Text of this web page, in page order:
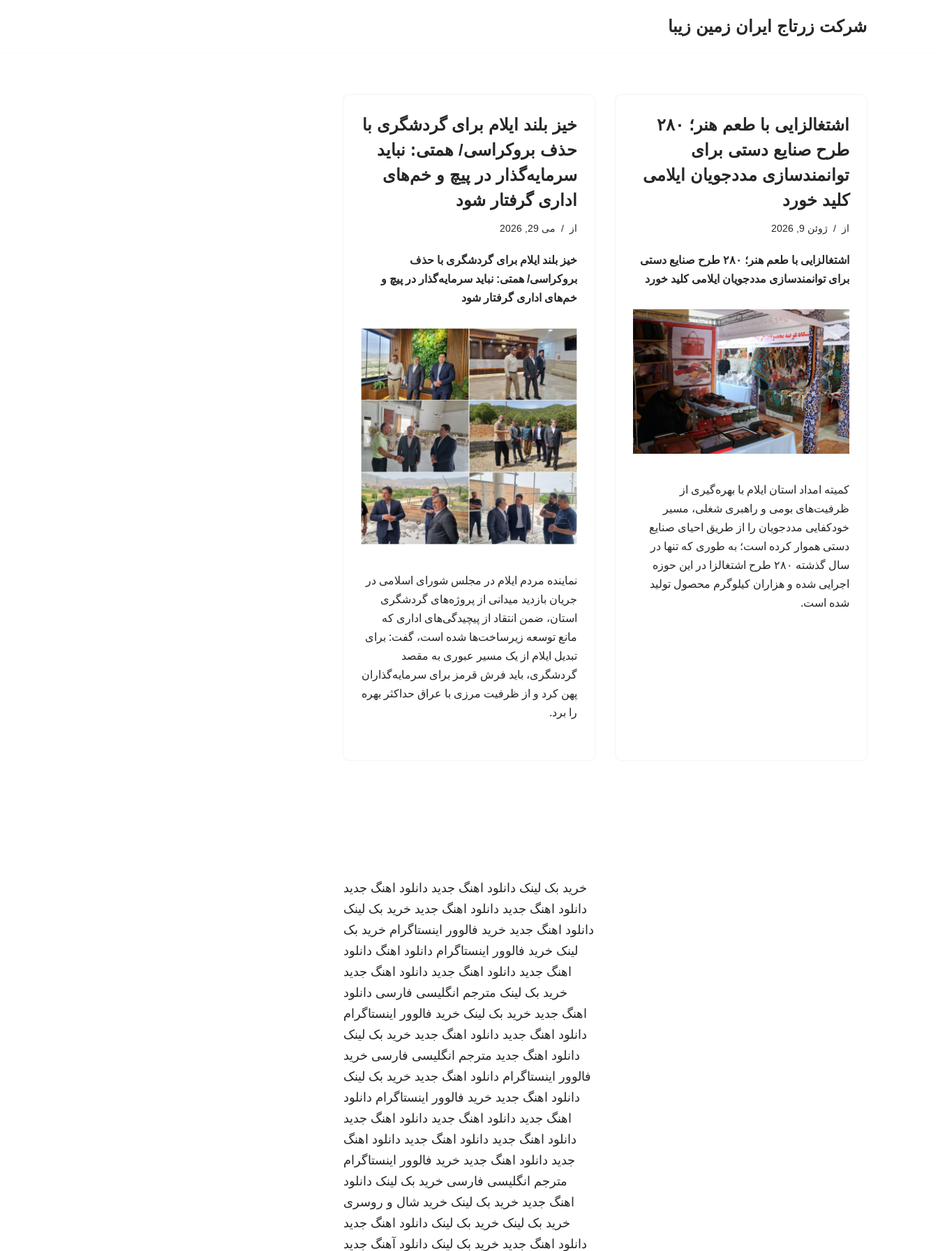
شرکت زرتاج ایران زمین زیبا
اشتغالزایی با طعم هنر؛ ۲۸۰
طرح صنایع دستی برای
توانمندسازی مددجویان ایلامی
کلید خورد
از ژوئن 9, 2026
اشتغالزایی با طعم هنر؛ ۲۸۰ طرح صنایع دستی
برای توانمندسازی مددجویان ایلامی کلید خورد
کمیته امداد استان ایلام با بهره‌گیری از
ظرفیت‌های بومی و راهبری شغلی، مسیر
خودکفایی مددجویان را از طریق احیای صنایع
دستی هموار کرده است؛ به طوری که تنها در
سال گذشته ۲۸۰ طرح اشتغالزا در این حوزه
اجرایی شده و هزاران کیلوگرم محصول تولید
شده است.
خیز بلند ایلام برای گردشگری با
حذف بروکراسی/ همتی: نباید
سرمایه‌گذار در پیچ و خم‌های
اداری گرفتار شود
از می 29, 2026
خیز بلند ایلام برای گردشگری با حذف
بروکراسی/ همتی: نباید سرمایه‌گذار در پیچ و
خم‌های اداری گرفتار شود
نماینده مردم ایلام در مجلس شورای اسلامی در
جریان بازدید میدانی از پروژه‌های گردشگری
استان، ضمن انتقاد از پیچیدگی‌های اداری که
مانع توسعه زیرساخت‌ها شده است، گفت: برای
تبدیل ایلام از یک مسیر عبوری به مقصد
گردشگری، باید فرش قرمز برای سرمایه‌گذاران
پهن کرد و از ظرفیت مرزی با عراق حداکثر بهره
را برد.
خرید بک لینک دانلود اهنگ جدید دانلود اهنگ جدید
دانلود اهنگ جدید دانلود اهنگ جدید خرید بک لینک
دانلود اهنگ جدید خرید فالوور اینستاگرام خرید بک
لینک خرید فالوور اینستاگرام دانلود اهنگ دانلود
اهنگ جدید دانلود اهنگ جدید دانلود اهنگ جدید
خرید بک لینک مترجم انگلیسی فارسی دانلود
اهنگ جدید خرید بک لینک خرید فالوور اینستاگرام
دانلود اهنگ جدید دانلود اهنگ جدید خرید بک لینک
دانلود اهنگ جدید مترجم انگلیسی فارسی خرید
فالوور اینستاگرام دانلود اهنگ جدید خرید بک لینک
دانلود اهنگ جدید خرید فالوور اینستاگرام دانلود
اهنگ جدید دانلود اهنگ جدید دانلود اهنگ جدید
دانلود اهنگ جدید دانلود اهنگ جدید دانلود اهنگ
جدید دانلود اهنگ جدید خرید فالوور اینستاگرام
مترجم انگلیسی فارسی خرید بک لینک دانلود
اهنگ جدید خرید بک لینک خرید شال و روسری
خرید بک لینک خرید بک لینک دانلود اهنگ جدید
دانلود اهنگ جدید خرید بک لینک دانلود آهنگ جدید